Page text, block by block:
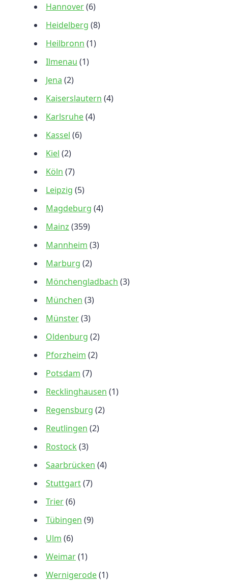
Hannover(6)
Heidelberg (8)
Heilbronn (1)
Ilmenau (1)
Jena (2)
Kaiserslautern (4)
Karlsruhe(4)
Kassel (6)
Kiel (2)
Köln (7)
Leipzig (5)
Magdeburg (4)
Mainz (359)
Mannheim (3)
Marburg (2)
Mönchengladbach (3)
München (3)
Münster(3)
Oldenburg (2)
Pforzheim (2)
Potsdam (7)
Recklinghausen (1)
Regensburg (2)
Reutlingen (2)
Rostock (3)
Saarbrücken (4)
Stuttgart(7)
Trier(6)
Tübingen (9)
Ulm (6)
Weimar(1)
Wernigerode(1)